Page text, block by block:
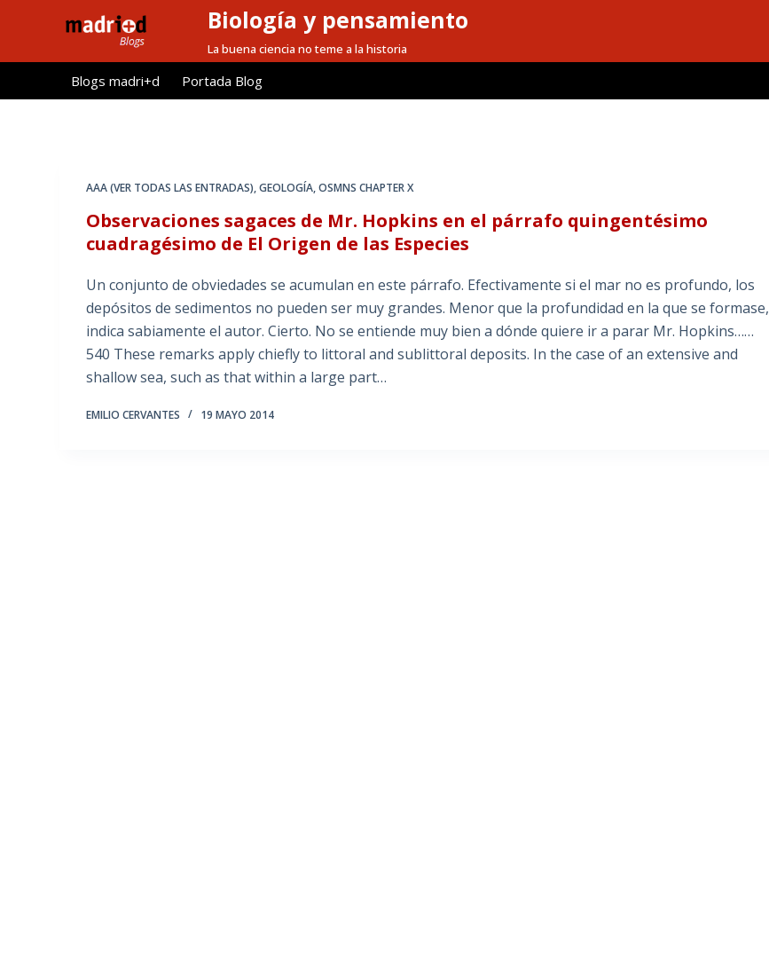
l
Biología y pensamiento
La buena ciencia no teme a la historia
Blogs madri+d Portada Blog
AAA (VER TODAS LAS ENTRADAS),GEOLOGÍA,OSMNS CHAPTER X
Observaciones sagaces de Mr. Hopkins en el párrafo quingentésimo
cuadragésimo de El Origen de las Especies
Un conjunto de obviedades se acumulan en este párrafo. Efectivamente si el mar no es profundo, los
depósitos de sedimentos no pueden ser muy grandes. Menor que la profundidad en la que se formase,
indica sabiamente el autor. Cierto. No se entiende muy bien a dónde quiere ir a parar Mr. Hopkins……
540 These remarks apply chiefly to littoral and sublittoral deposits. In the case of an extensive and
shallow sea, such as that within a large part…
EMILIO CERVANTES 19 MAYO 2014